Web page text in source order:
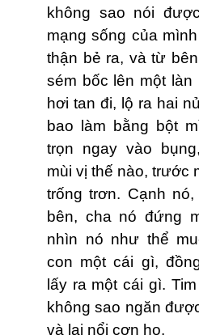
không sao nói
mạng sống của
thận bẻ ra, và từ
sém bốc lên một làn
hơi tan đi, lộ ra hai
bao làm bằng bột
trọn ngay vào
mùi vị thế nào, trước
trống trơn. Cạnh
bên, cha nó đứng
nhìn nó như thể
con một cái gì,
lấy ra một cái gì.
không sao ngăn
và lại nổi cơn ho.